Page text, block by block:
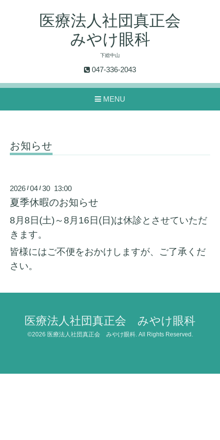
医療法人社団真正会
みやけ眼科
下総中山
047-336-2043
MENU
お知らせ
2026 /04 /30 13:00
夏季休暇のお知らせ
8月8日(土)～8月16日(日)は休診とさせていただ
きます。
皆様にはご不便をおかけしますが、ご了承くだ
さい。
医療法人社団真正会 みやけ眼科
©2026 医療法人社団真正会 みやけ眼科. All Rights Reserved.